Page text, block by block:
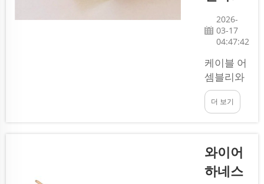
일련의 전
선입니다.
신뢰할 수
있는 업체
를 선택한
다면, 프로
젝트는 원
활하게 진
여러분은
기술적 이
2026-
03-17
04:47:42
케이블 어
셈블리와
와이어 하
네스는 많
요한 부품
이다. 비
록 외관상
더 보기
와이어
하네스